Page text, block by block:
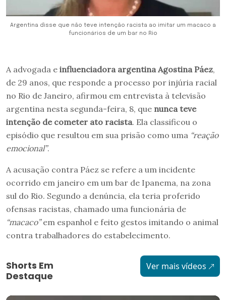
Argentina disse que não teve intenção racista ao imitar um macaco a
funcionários de um bar no Rio
A advogada e influenciadora argentina Agostina Páez,
de 29 anos, que responde a processo por injúria racial
no Rio de Janeiro, afirmou em entrevista à televisão
argentina nesta segunda-feira, 8, que nunca teve
intenção de cometer ato racista. Ela classificou o
episódio que resultou em sua prisão como uma “reação
emocional”.
A acusação contra Páez se refere a um incidente
ocorrido em janeiro em um bar de Ipanema, na zona
sul do Rio. Segundo a denúncia, ela teria proferido
ofensas racistas, chamado uma funcionária de
“macaco”em espanhol e feito gestos imitando o animal
contra trabalhadores do estabelecimento.
Shorts Em
Destaque
Ver mais vídeos